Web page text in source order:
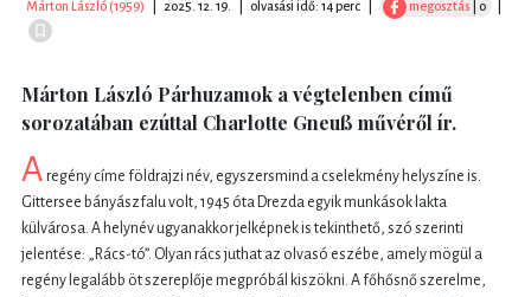
Márton László (1959) 2025. 12. 19. olvasási idő: 14 perc megosztás | 0
Márton László Párhuzamok a végtelenben című
sorozatában ezúttal Charlotte Gneuß művéről ír.
A regény címe földrajzi név, egyszersmind a cselekmény helyszíne is.
Gittersee bányászfalu volt, 1945 óta Drezda egyik munkások lakta
külvárosa. A helynév ugyanakkor jelképnek is tekinthető, szó szerinti
jelentése: „Rács-tó”. Olyan rács juthat az olvasó eszébe, amely mögül a
regény legalább öt szereplője megpróbál kiszökni. A főhősnő szerelme,